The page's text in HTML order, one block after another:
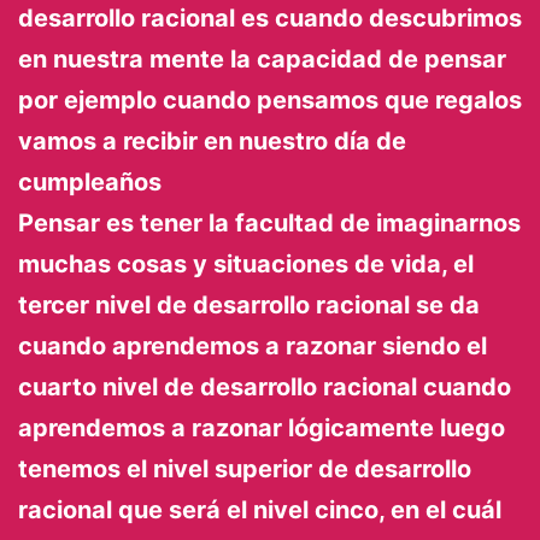
desarrollo racional es cuando descubrimos
en nuestra mente la capacidad de pensar
por ejemplo cuando pensamos que regalos
vamos a recibir en nuestro día de
cumpleaños
Pensar es tener la facultad de imaginarnos
muchas cosas y situaciones de vida, el
tercer nivel de desarrollo racional se da
cuando aprendemos a razonar siendo el
cuarto nivel de desarrollo racional cuando
aprendemos a razonar lógicamente luego
tenemos el nivel superior de desarrollo
racional que será el nivel cinco, en el cuál